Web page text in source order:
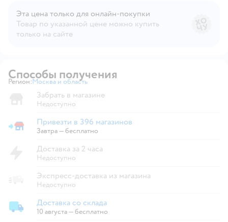
Эта цена только для онлайн‑покупки
Товар по указанной цене можно купить
только на сайте
Способы получения
Регион: Выбор адреса доставки.
Москва и область
Забрать в магазине
Недоступно
Привезти в магазин
Привезти в 396 магазинов
Завтра—бесплатно
Доставка за 2 часа
Недоступно
Экспресс-доставка из магазина
Недоступно
Доставка со склада
Доставка со склада
10 августа—бесплатно